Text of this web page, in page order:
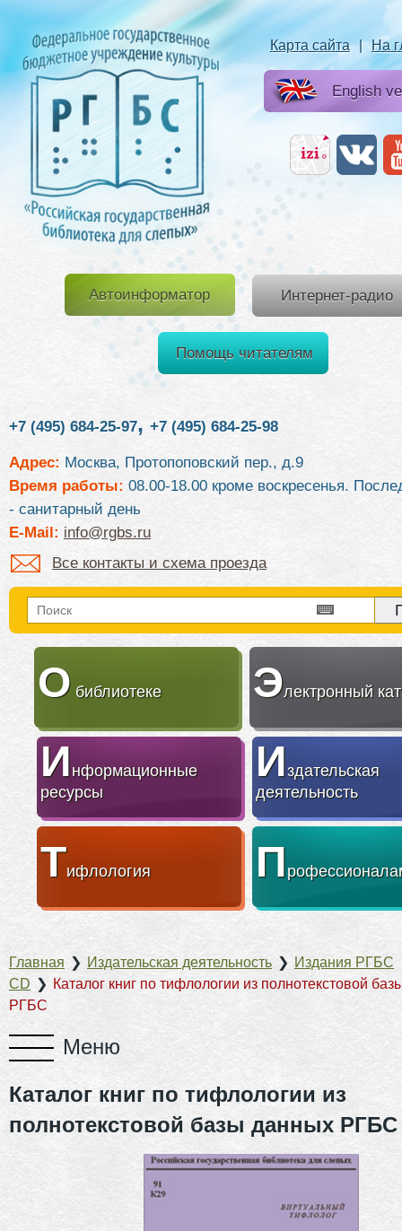
Карта сайта | На
English
Автоинформатор Интернет-радио
Помощь читателям
+7 (495) 684-25-97, +7 (495) 684-25-98
Адрес: Москва, Протопоповский пер., д.9
Время работы: 08.00-18.00 кроме воскресенья.
- санитарный день
E-Mail: info@rgbs.ru
Все контакты и схема проезда
О библиотеке Электронный
Информационные
ресурсы
Издательская
деятельность
Тифлология П
Главная ❯ Издательская деятельность ❯ Издания РГБС
CD ❯ Каталог книг по тифлологии из полнотекстовой
РГБС
Каталог книг по тифлологии из
полнотекстовой базы данных РГБС